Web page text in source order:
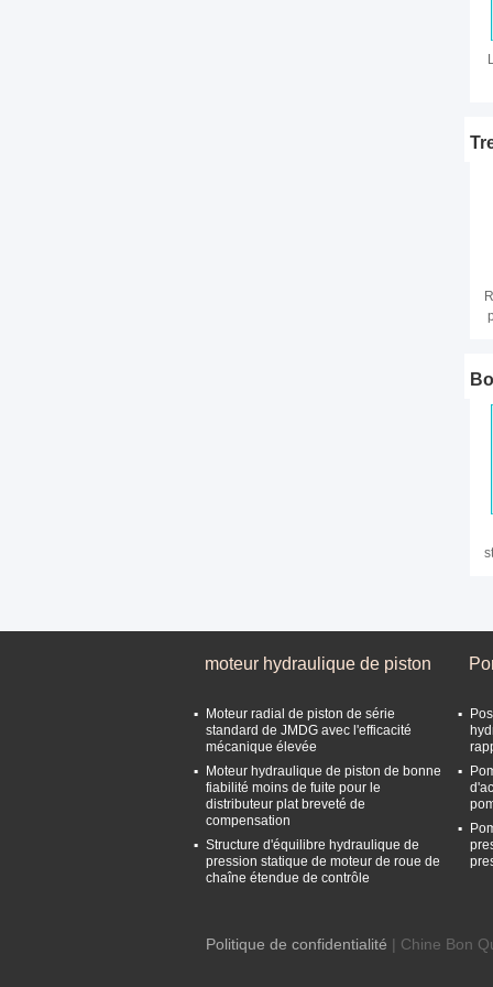
moteur hydraulique de piston
Moteur radial de piston de série
standard de JMDG avec l'efficacité
mécanique élevée
Moteur hydraulique de piston de bonne
fiabilité moins de fuite pour le
distributeur plat breveté de
compensation
Structure d'équilibre hydraulique de
pression statique de moteur de roue de
chaîne étendue de contrôle
Politique de confidentialité | Chine Bon